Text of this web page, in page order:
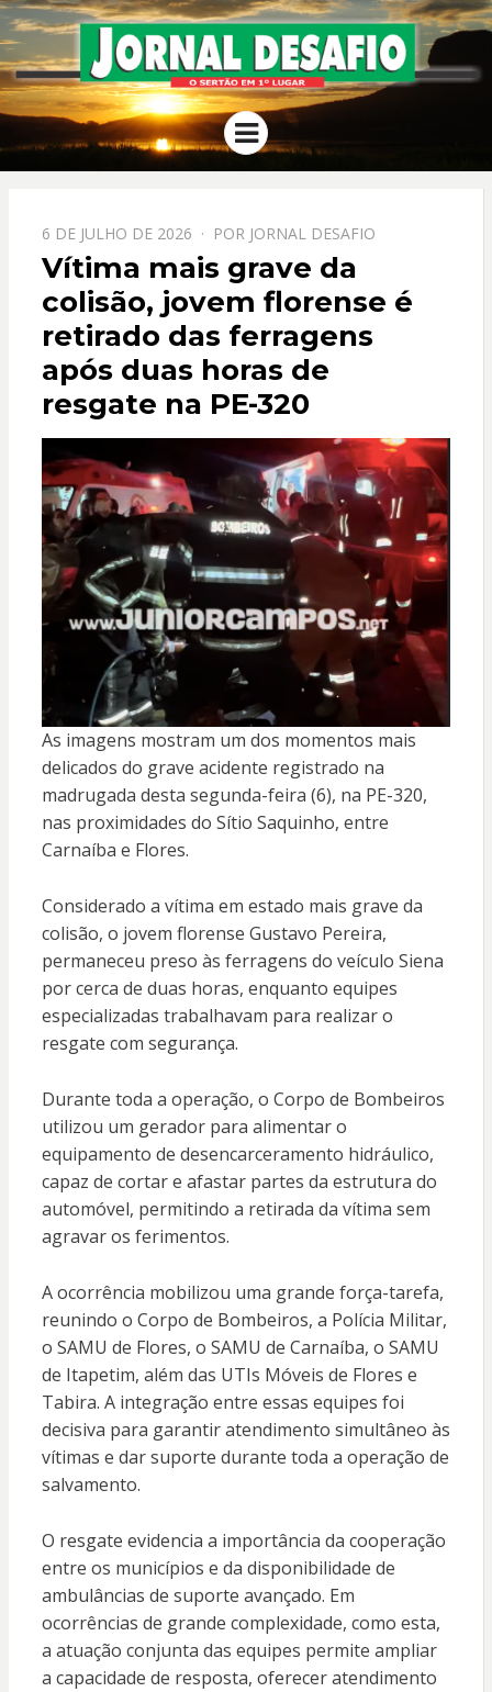
JORNAL
DESAFIO
O Sertão em 1º Lugar
Menu
PPOSTADO
EM
6 DE JULHO DE 2026 POR JORNAL DESAFIO
Vítima mais grave da
colisão, jovem florense é
retirado das ferragens
após duas horas de
resgate na PE-320
As imagens mostram um dos momentos mais
delicados do grave acidente registrado na
madrugada desta segunda-feira (6), na PE-320,
nas proximidades do Sítio Saquinho, entre
Carnaíba e Flores.
Considerado a vítima em estado mais grave da
colisão, o jovem florense Gustavo Pereira,
permaneceu preso às ferragens do veículo Siena
por cerca de duas horas, enquanto equipes
especializadas trabalhavam para realizar o
resgate com segurança.
Durante toda a operação, o Corpo de Bombeiros
utilizou um gerador para alimentar o
equipamento de desencarceramento hidráulico,
capaz de cortar e afastar partes da estrutura do
automóvel, permitindo a retirada da vítima sem
agravar os ferimentos.
A ocorrência mobilizou uma grande força-tarefa,
reunindo o Corpo de Bombeiros, a Polícia Militar,
o SAMU de Flores, o SAMU de Carnaíba, o SAMU
de Itapetim, além das UTIs Móveis de Flores e
Tabira. A integração entre essas equipes foi
decisiva para garantir atendimento simultâneo às
vítimas e dar suporte durante toda a operação de
salvamento.
O resgate evidencia a importância da cooperação
entre os municípios e da disponibilidade de
ambulâncias de suporte avançado. Em
ocorrências de grande complexidade, como esta,
a atuação conjunta das equipes permite ampliar
a capacidade de resposta, oferecer atendimento